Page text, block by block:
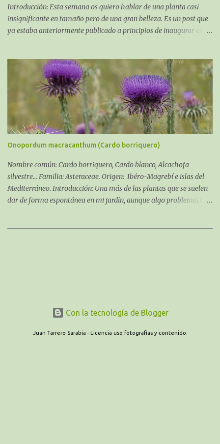
Introducción: Esta semana os quiero hablar de una planta casi
insignificante en tamaño pero de una gran belleza. Es un post que
ya estaba anteriormente publicado a principios de inaugurar este
nuevo. La Gazania es una planta perenne en zonas cálidas, como
anual en climas muy fríos. Comprende del orden de 80 especies,
algunas de ellas son cultivadas para repoblar suelos muy áridos,
ya que toleran enormemente la sequía. Tienen una altura
aproximadamente entre 20 y 25 cm. Suelen vivir entre 4 o 5 años.
Su comportamiento es extraordinario en cualquier tipo de suelos y
son de tipo rastrero.
Onopordum macracanthum (Cardo borriquero)
Nombre común: Cardo borriquero, Cardo blanco, Alcachofa
silvestre... Familia: Asteraceae. Origen: Ibéro-Magrebí e islas del
Mediterráneo. Introducción: Una más de las plantas que se suelen
dar de forma espontánea en mi jardín, aunque algo problemática
Con la tecnología de Blogger
Juan Tarrero Sarabia - Licencia uso fotografías y contenido.